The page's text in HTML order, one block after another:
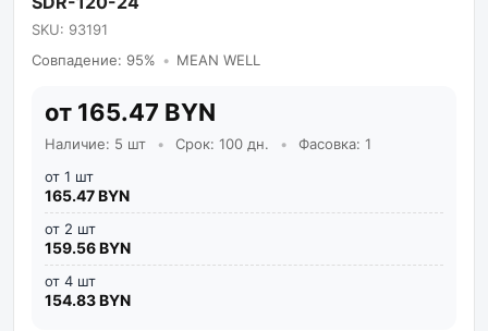
SKU: 93191
Совпадение: 95% • MEAN WELL
от 165.47 BYN
Наличие: 5 шт • Срок: 100 дн. •
Фасовка: 1
от 1 шт
165.47 BYN
от 2 шт
159.56 BYN
от 4 шт
154.83 BYN